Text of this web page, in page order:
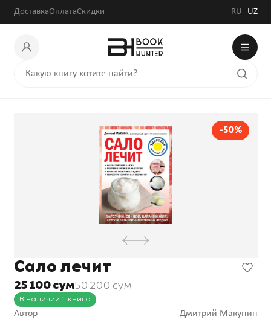
ДоставкаОплатаСкидки RU UZ
-50%
Сало лечит
25 100 сум50 200 сум
В наличии 1 книга
Автор
Дмитрий Макунин